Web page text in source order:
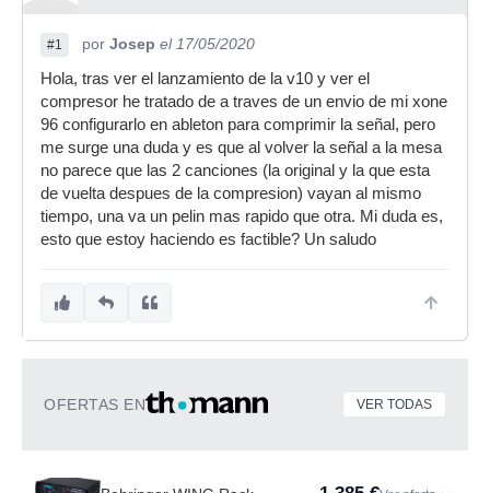
#1 por Josep el 17/05/2020
Hola, tras ver el lanzamiento de la v10 y ver el
compresor he tratado de a traves de un envio de mi xone
96 configurarlo en ableton para comprimir la señal, pero
me surge una duda y es que al volver la señal a la mesa
no parece que las 2 canciones (la original y la que esta
de vuelta despues de la compresion) vayan al mismo
tiempo, una va un pelin mas rapido que otra. Mi duda es,
esto que estoy haciendo es factible? Un saludo
OFERTAS EN VER TODAS